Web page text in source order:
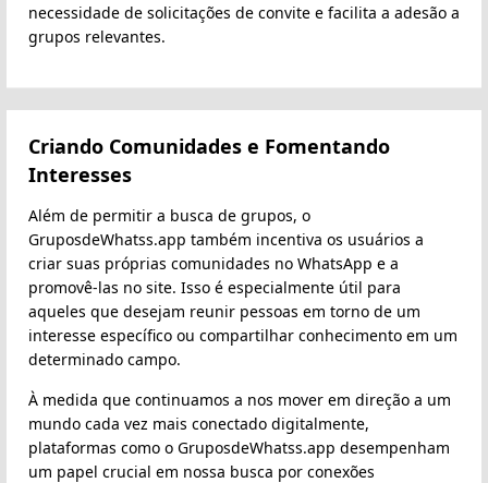
necessidade de solicitações de convite e facilita a adesão a
grupos relevantes.
Criando Comunidades e Fomentando
Interesses
Além de permitir a busca de grupos, o
GruposdeWhatss.app também incentiva os usuários a
criar suas próprias comunidades no WhatsApp e a
promovê-las no site. Isso é especialmente útil para
aqueles que desejam reunir pessoas em torno de um
interesse específico ou compartilhar conhecimento em um
determinado campo.
À medida que continuamos a nos mover em direção a um
mundo cada vez mais conectado digitalmente,
plataformas como o GruposdeWhatss.app desempenham
um papel crucial em nossa busca por conexões